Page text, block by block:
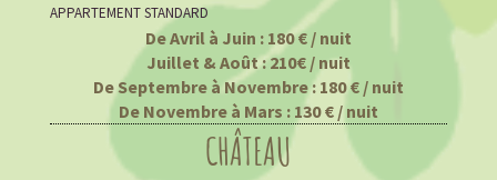
APPARTEMENT STANDARD
De Avril à Juin : 180 € / nuit
Juillet & Août : 210€ / nuit
De Septembre à Novembre : 180 € / nuit
De Novembre à Mars : 130 € / nuit
CHÂTEAU